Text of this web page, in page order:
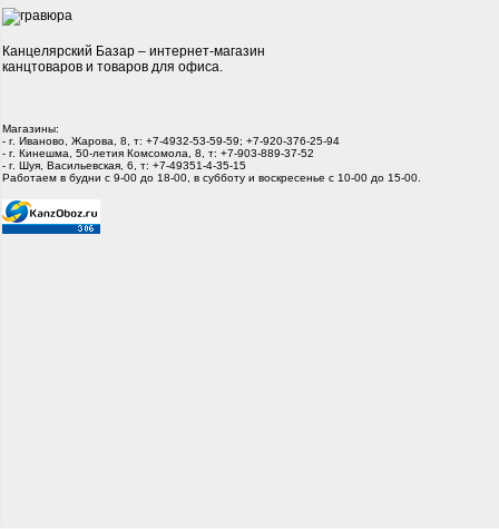
Канцелярский Базар – интернет-магазин
канцтоваров и товаров для офиса.
Магазины:
- г. Иваново, Жарова, 8, т: +7-4932-53-59-59; +7-920-376-25-94
- г. Кинешма, 50-летия Комсомола, 8, т: +7-903-889-37-52
- г. Шуя, Васильевская, 6, т: +7-49351-4-35-15
Работаем в будни с 9-00 до 18-00, в субботу и воскресенье с 10-00 до 15-00.